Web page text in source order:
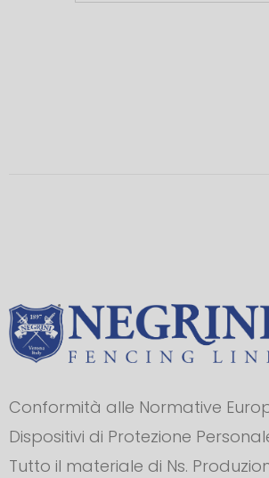
Conformità alle Normative
Dispositivi di Protezione
Tutto il materiale di Ns.